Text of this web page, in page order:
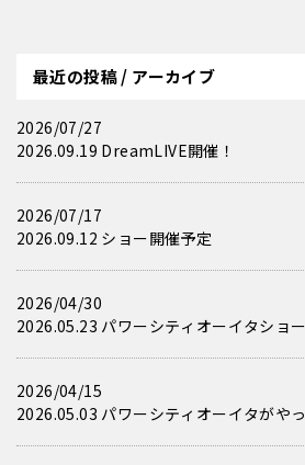
最近の投稿 / アーカイブ
2026/07/27
2026.09.19 DreamLIVE開催！
2026/07/17
2026.09.12 ショー開催予定
2026/04/30
2026.05.23 パワーシティオーイタショー
2026/04/15
2026.05.03 パワーシティオーイタがや